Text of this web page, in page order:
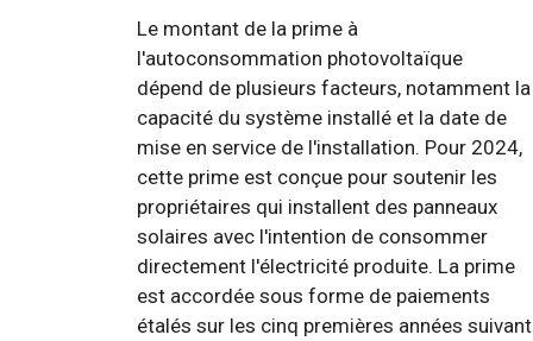
Le montant de la prime à
l'autoconsommation photovoltaïque
dépend de plusieurs facteurs, notamment la
capacité du système installé et la date de
mise en service de l'installation. Pour 2024,
cette prime est conçue pour soutenir les
propriétaires qui installent des panneaux
solaires avec l'intention de consommer
directement l'électricité produite. La prime
est accordée sous forme de paiements
étalés sur les cinq premières années suivant